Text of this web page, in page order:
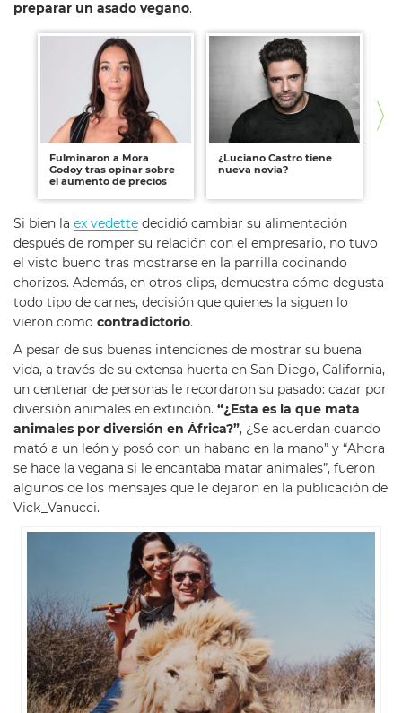
preparar un asado vegano.
Fulminaron a Mora
Godoy tras opinar sobre
el aumento de precios
¿Luciano Castro tiene
nueva novia?
Si bien la ex vedette decidió cambiar su alimentación
después de romper su relación con el empresario, no tuvo
el visto bueno tras mostrarse en la parrilla cocinando
chorizos. Además, en otros clips, demuestra cómo degusta
todo tipo de carnes, decisión que quienes la siguen lo
vieron como contradictorio.
A pesar de sus buenas intenciones de mostrar su buena
vida, a través de su extensa huerta en San Diego, California,
un centenar de personas le recordaron su pasado: cazar por
diversión animales en extinción. “¿Esta es la que mata
animales por diversión en África?”, ¿Se acuerdan cuando
mató a un león y posó con un habano en la mano” y “Ahora
se hace la vegana si le encantaba matar animales”, fueron
algunos de los mensajes que le dejaron en la publicación de
Vick_Vanucci.